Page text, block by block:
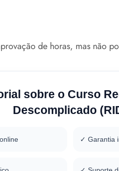
de horas, mas não
sobre o Curso
Descomplicado
✓ Garantia